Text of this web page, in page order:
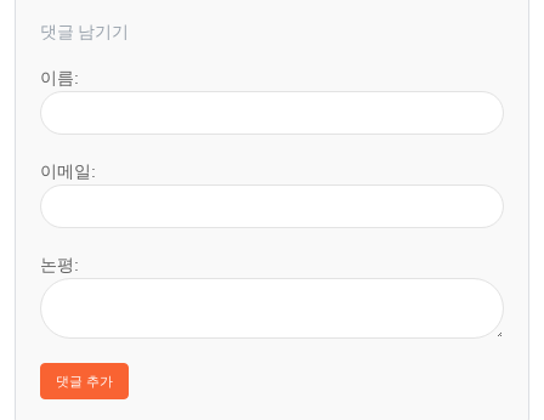
댓글 남기기
이름:
이메일:
논평: